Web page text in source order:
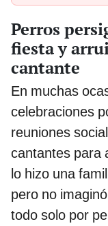
Perros
fiesta y
cantante
En muchas
celebraciones
reuniones
cantantes para
lo hizo una
pero no
todo solo por